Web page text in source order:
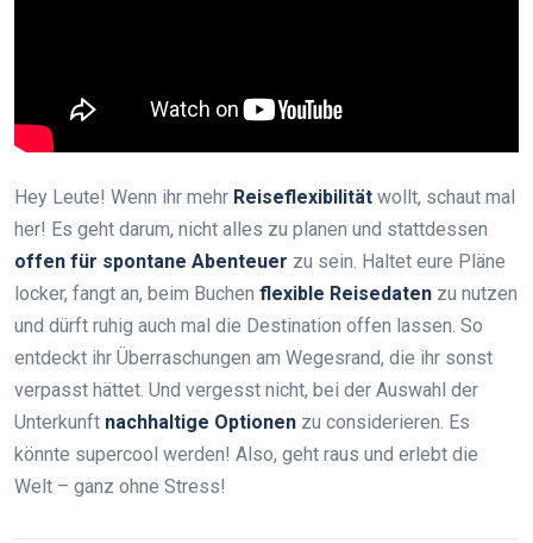
Hey Leute! Wenn ihr mehr Reiseflexibilität wollt, schaut mal
her! Es geht darum, nicht alles zu planen und stattdessen
offen für spontane Abenteuer zu sein. Haltet eure Pläne
locker, fangt an, beim Buchen flexible Reisedaten zu nutzen
und dürft ruhig auch mal die Destination offen lassen. So
entdeckt ihr Überraschungen am Wegesrand, die ihr sonst
verpasst hättet. Und vergesst nicht, bei der Auswahl der
Unterkunft nachhaltige Optionen zu considerieren. Es
könnte supercool werden! Also, geht raus und erlebt die
Welt – ganz ohne Stress!